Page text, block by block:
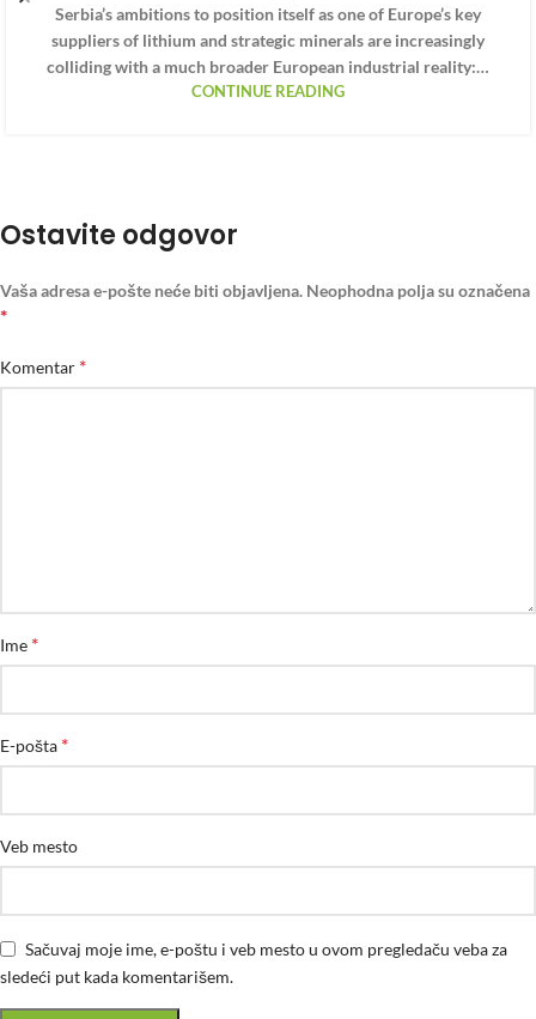
Serbia’s ambitions to position itself as one of Europe’s key
suppliers of lithium and strategic minerals are increasingly
colliding with a much broader European industrial reality:…
CONTINUE READING
Ostavite odgovor
Vaša adresa e-pošte neće biti objavljena. Neophodna polja su označena
*
Komentar *
Ime *
E-pošta *
Veb mesto
Sačuvaj moje ime, e-poštu i veb mesto u ovom pregledaču veba za
sledeći put kada komentarišem.